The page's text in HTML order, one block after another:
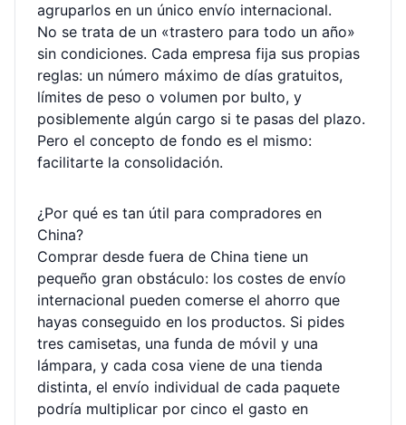
agruparlos en un único envío internacional.
No se trata de un «trastero para todo un año»
sin condiciones. Cada empresa fija sus propias
reglas: un número máximo de días gratuitos,
límites de peso o volumen por bulto, y
posiblemente algún cargo si te pasas del plazo.
Pero el concepto de fondo es el mismo:
facilitarte la consolidación.
¿Por qué es tan útil para compradores en
China?
Comprar desde fuera de China tiene un
pequeño gran obstáculo: los costes de envío
internacional pueden comerse el ahorro que
hayas conseguido en los productos. Si pides
tres camisetas, una funda de móvil y una
lámpara, y cada cosa viene de una tienda
distinta, el envío individual de cada paquete
podría multiplicar por cinco el gasto en